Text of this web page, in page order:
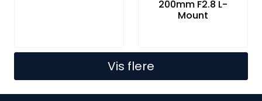
200mm F2.8 L-
Mount
Vis flere